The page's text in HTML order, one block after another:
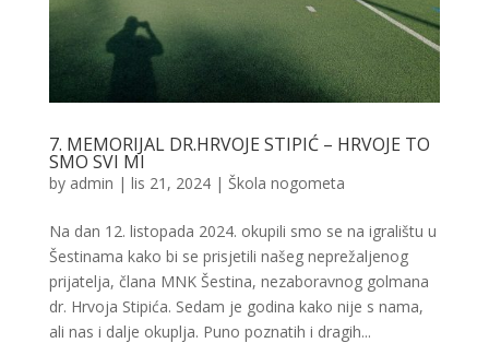
7. MEMORIJAL DR.HRVOJE STIPIĆ – HRVOJE TO
SMO SVI MI
by admin | lis 21, 2024| Škola nogometa
Na dan 12. listopada 2024. okupili smo se na igralištu u
Šestinama kako bi se prisjetili našeg neprežaljenog
prijatelja, člana MNK Šestina, nezaboravnog golmana
dr. Hrvoja Stipića. Sedam je godina kako nije s nama,
ali nas i dalje okuplja. Puno poznatih i dragih...